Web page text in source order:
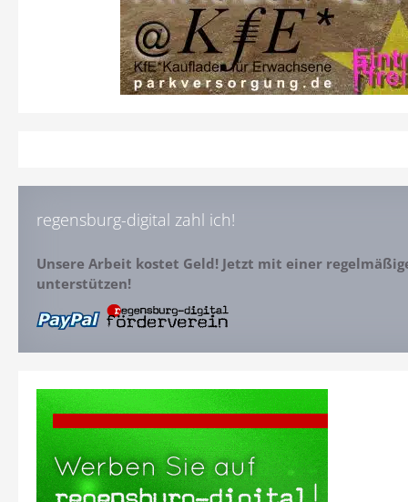
regensburg-digital zahl ich!
Unsere Arbeit kostet Geld! Jetzt mit einer
unterstützen!